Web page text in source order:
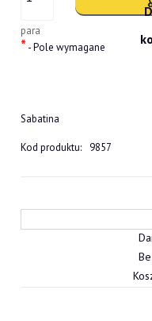
para
* - Pole wymagane
Sabatina
Kod produktu: 9857